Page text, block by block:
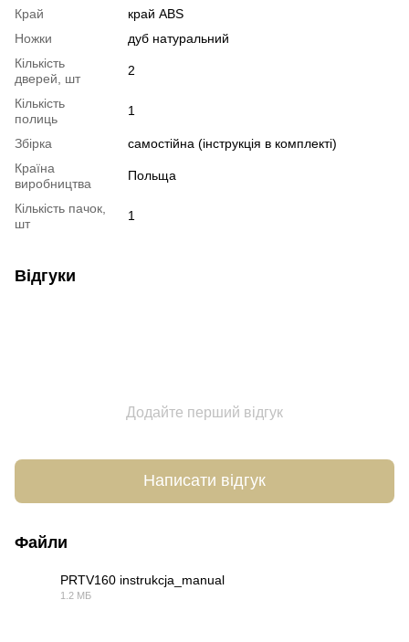
Край
край ABS
Ножки
дуб натуральний
Кількість
дверей, шт
2
Кількість
полиць
1
Збірка
самостійна (інструкція в комплекті)
Країна
виробництва
Польща
Кількість пачок,
шт
1
Відгуки
Додайте перший відгук
Написати відгук
Файли
PRTV160 instrukcja_manual
1.2 МБ